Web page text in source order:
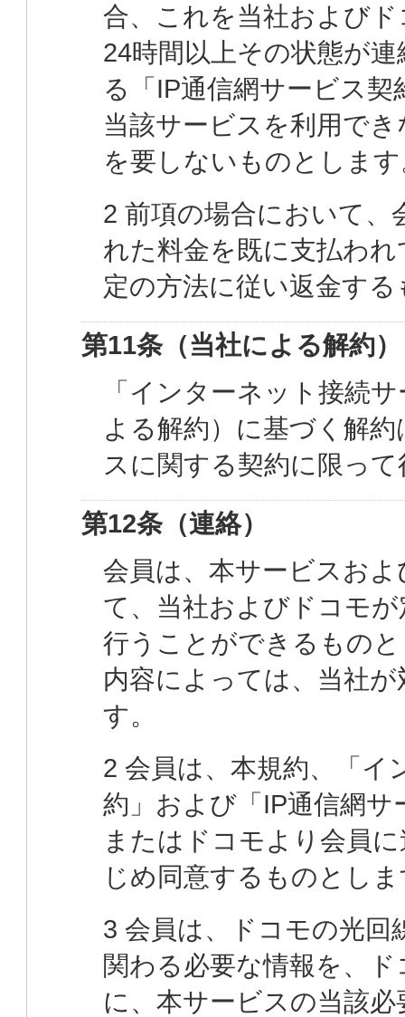
合、これを当社および
24時間以上その状態が
る「IP通信網サービス
当該サービスを利用で
を要しないものとしま
2 前項の場合において
れた料金を既に支払わ
定の方法に従い返金す
第11条（当社による解約）
「インターネット接続
よる解約）に基づく解
スに関する契約に限っ
第12条（連絡）
会員は、本サービスお
て、当社およびドコモ
行うことができるもの
内容によっては、当社
す。
2 会員は、本規約、「イ
約」および「IP通信網
またはドコモより会員
じめ同意するものとし
3 会員は、ドコモの光回
関わる必要な情報を、
に、本サービスの当該